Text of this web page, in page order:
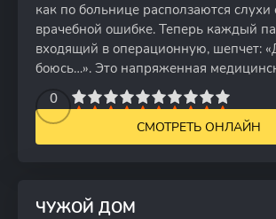
как по больнице расползаются
врачебной ошибке. Теперь каждый
входящий в операционную, шепчет:
боюсь…». Это напряженная
0
5 7 8 9 10
СМОТРЕТЬ ОНЛАЙН
ЧУЖОЙ ДОМ